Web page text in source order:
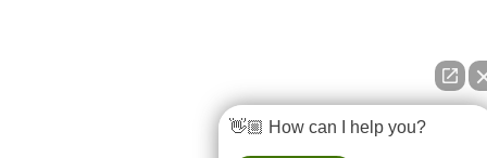
👋🏼 How can I help you?